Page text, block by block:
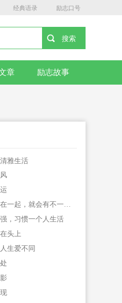
经典语录 励志口号
章 励志故事
雅生活
和不一样的人在一起，就会有不一样的人生
，习惯一个人生活
头上
生爱不同